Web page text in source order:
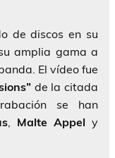
de discos en su
amplia gama a
El vídeo fue
de la citada
se han
, Malte Appel y